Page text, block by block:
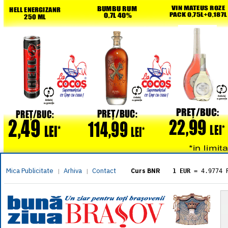
Mica Publicitate | Arhiva | Contact Curs BNR 1 EUR = 4.9774
= 5.8304
1 XAU= 464.4611
1 AED= 1.1933
1 AUD= 2.7957
1 BGN= 2.5449